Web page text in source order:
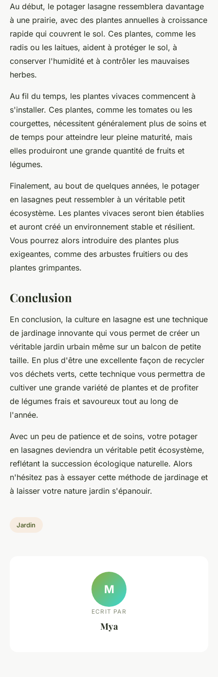
Au début, le potager lasagne ressemblera davantage
à une prairie, avec des plantes annuelles à croissance
rapide qui couvrent le sol. Ces plantes, comme les
radis ou les laitues, aident à protéger le sol, à
conserver l'humidité et à contrôler les mauvaises
herbes.
Au fil du temps, les plantes vivaces commencent à
s'installer. Ces plantes, comme les tomates ou les
courgettes, nécessitent généralement plus de soins et
de temps pour atteindre leur pleine maturité, mais
elles produiront une grande quantité de fruits et
légumes.
Finalement, au bout de quelques années, le potager
en lasagnes peut ressembler à un véritable petit
écosystème. Les plantes vivaces seront bien établies
et auront créé un environnement stable et résilient.
Vous pourrez alors introduire des plantes plus
exigeantes, comme des arbustes fruitiers ou des
plantes grimpantes.
Conclusion
En conclusion, la culture en lasagne est une technique
de jardinage innovante qui vous permet de créer un
véritable jardin urbain même sur un balcon de petite
taille. En plus d'être une excellente façon de recycler
vos déchets verts, cette technique vous permettra de
cultiver une grande variété de plantes et de profiter
de légumes frais et savoureux tout au long de
l'année.
Avec un peu de patience et de soins, votre potager
en lasagnes deviendra un véritable petit écosystème,
reflétant la succession écologique naturelle. Alors
n'hésitez pas à essayer cette méthode de jardinage et
à laisser votre nature jardin s'épanouir.
Jardin
M
ECRIT PAR
Mya